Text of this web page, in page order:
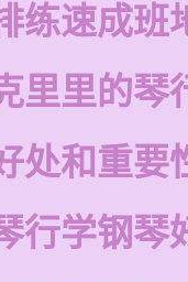
练速成班
里里的琴
处和重要
行学钢琴